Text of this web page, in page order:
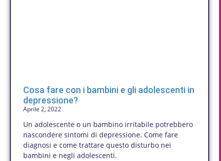
Cosa fare con i bambini e gli adolescenti in
depressione?
Aprile 2, 2022
Un adolescente o un bambino irritabile potrebbero
nascondere sintomi di depressione. Come fare
diagnosi e come trattare questo disturbo nei
bambini e negli adolescenti.